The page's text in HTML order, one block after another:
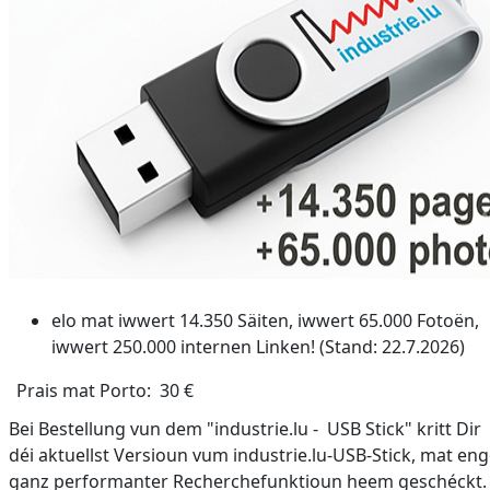
elo mat iwwert 14.350 Säiten, iwwert 65.000 Fotoën,
iwwert 250.000 internen Linken! (Stand: 22.7.2026)
Prais mat Porto: 30 €
Bei Bestellung vun dem "industrie.lu - USB Stick" kritt Dir
déi aktuellst Versioun vum industrie.lu-USB-Stick, mat
ganz performanter Recherchefunktioun heem geschéckt.